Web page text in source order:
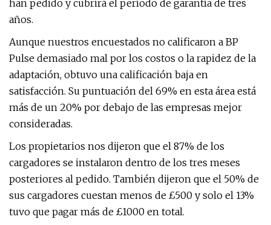
han pedido y cubrirá el período de garantía de tres
años.
Aunque nuestros encuestados no calificaron a BP
Pulse demasiado mal por los costos o la rapidez de la
adaptación, obtuvo una calificación baja en
satisfacción. Su puntuación del 69% en esta área está
más de un 20% por debajo de las empresas mejor
consideradas.
Los propietarios nos dijeron que el 87% de los
cargadores se instalaron dentro de los tres meses
posteriores al pedido. También dijeron que el 50% de
sus cargadores cuestan menos de £500 y solo el 13%
tuvo que pagar más de £1000 en total.